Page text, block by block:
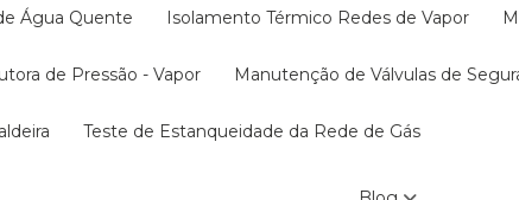
Água Quente Isolamento Térmico Redes de Vapor
de Pressão - Vapor Manutenção de Válvulas de
Teste de Estanqueidade da Rede de Gás